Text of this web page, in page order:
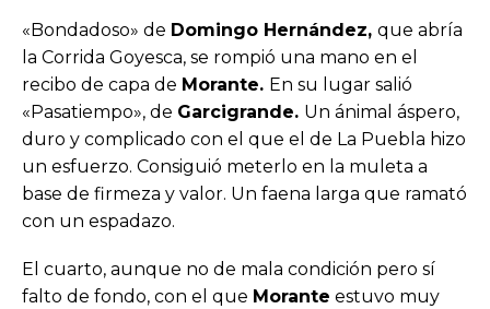
«Bondadoso» de Domingo Hernández, que abría
la Corrida Goyesca, se rompió una mano en el
recibo de capa de Morante. En su lugar salió
«Pasatiempo», de Garcigrande. Un ánimal áspero,
duro y complicado con el que el de La Puebla hizo
un esfuerzo. Consiguió meterlo en la muleta a
base de firmeza y valor. Un faena larga que ramató
con un espadazo.
El cuarto, aunque no de mala condición pero sí
falto de fondo, con el que Morante estuvo muy